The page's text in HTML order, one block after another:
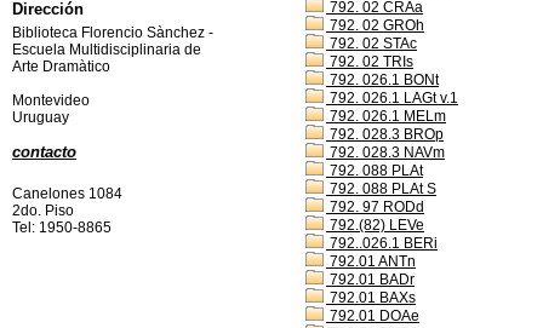
792. 02 CRAa
792. 02 GROh
792. 02 STAc
792. 02 TRIs
792. 026.1 BONt
792. 026.1 LAGt v.1
792. 026.1 MELm
792. 028.3 BROp
792. 028.3 NAVm
792. 088 PLAt
792. 088 PLAt S
792. 97 RODd
792.(82) LEVe
792..026.1 BERi
792.01 ANTn
792.01 BADr
792.01 BAXs
792.01 DOAe
Dirección
Biblioteca Florencio Sànchez -
Escuela Multidisciplinaria de
Arte Dramàtico
Montevideo
Uruguay
contacto
Canelones 1084
2do. Piso
Tel: 1950-8865